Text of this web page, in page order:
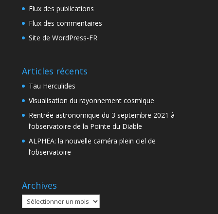
Flux des publications
Flux des commentaires
Site de WordPress-FR
Articles récents
Tau Herculides
Visualisation du rayonnement cosmique
Rentrée astronomique du 3 septembre 2021 à
l’observatoire de la Pointe du Diable
ALPHEA: la nouvelle caméra plein ciel de
l’observatoire
Archives
Archives